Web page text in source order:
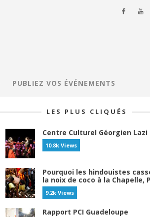
PUBLIEZ VOS ÉVÉNEMENTS
LES PLUS CLIQUÉS
Centre Culturel Géorgien Lazi
10.8k Views
Pourquoi les hindouistes
la noix de coco à la Chapelle,
9.2k Views
Rapport PCI Guadeloupe